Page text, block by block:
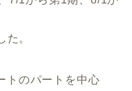
。
トのパートを中心